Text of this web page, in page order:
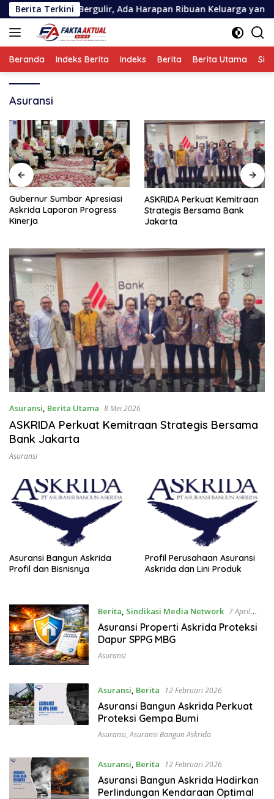
Langsung
ke
konten
Berita Terkini
Askrida Bergulir, Ada Harapan Ribuan Keluarga yang Perlu
Beranda Indeks Berita Indeks Berita Berita Utama
Asuransi
Gubernur Sumbar Apresiasi
Askrida Laporan Progress
Kinerja
ASKRIDA Perkuat Kemitraan
Strategis Bersama Bank
Jakarta
Asuransi, Berita Utama 8 Mei 2026
ASKRIDA Perkuat Kemitraan Strategis Bersama
Bank Jakarta
Asuransi
Asuransi Bangun Askrida
Profil dan Bisnisnya
Profil Perusahaan Asuransi
Askrida dan Lini Produk
Berita, Sindikasi Media Network 7 April
2026
Asuransi Properti Askrida Proteksi
Dapur SPPG MBG
Asuransi
Asuransi, Berita 12 Februari 2026
Asuransi Bangun Askrida Perkuat
Proteksi Gempa Bumi
Asuransi,Asuransi Bangun Askrida
Asuransi, Berita 12 Februari 2026
Asuransi Bangun Askrida Hadirkan
Perlindungan Kendaraan Optimal